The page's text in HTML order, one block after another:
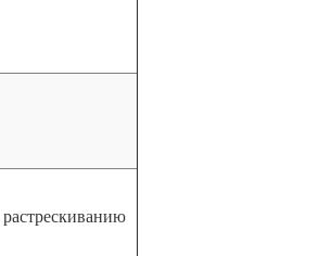
растрескиванию